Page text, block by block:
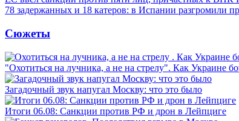
78 задержанных и 18 катеров: в Испании разгромили
Сюжеты
"Охотиться на лучника, а не на стрелу". Как Украине
Загадочный звук напугал Москву: что это было
Итоги 06.08: Санкции против РФ и дрон в Лейпциге